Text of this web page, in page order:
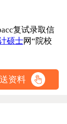
复试录取信
硕士网“院校
资料